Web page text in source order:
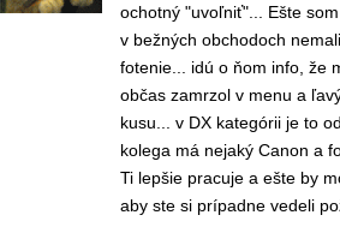
ochotný "uvoľniť"... Ešte
v bežných obchodoch
fotenie... idú o ňom info, že
občas zamrzol v menu a
kusu... v DX kategórii je to
kolega má nejaký Canon a
Ti lepšie pracuje a ešte by
aby ste si prípadne vedeli